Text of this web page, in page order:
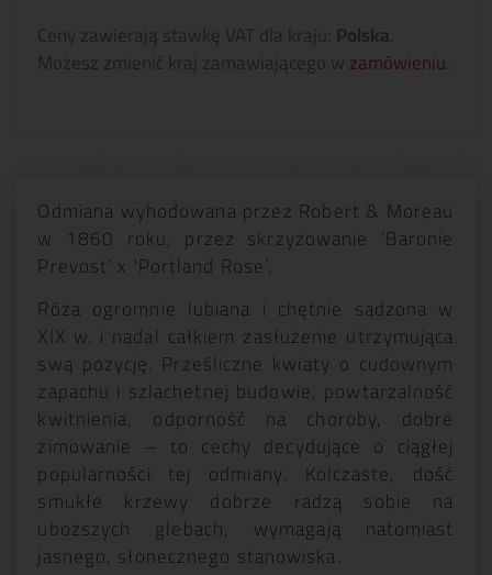
Ceny zawierają stawkę VAT dla kraju: Polska
Możesz zmienić kraj zamawiającego wzamówieniu
Odmiana wyhodowana przez Robert & Moreau
w 1860 roku, przez skrzyżowanie 'Baronie
Prevost’ x 'Portland Rose’.
Róża ogromnie lubiana i chętnie sadzona w
XIX w. i nadal całkiem zasłużenie utrzymująca
swą pozycję. Prześliczne kwiaty o cudownym
zapachu i szlachetnej budowie, powtarzalność
kwitnienia, odporność na choroby, dobre
zimowanie – to cechy decydujące o ciągłej
popularności tej odmiany. Kolczaste, dość
smukłe krzewy dobrze radzą sobie na
uboższych glebach, wymagają natomiast
jasnego, słonecznego stanowiska.